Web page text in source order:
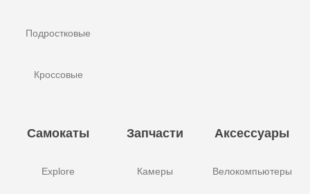
Подростковые
Кроссовые
Самокаты
Explore
Запчасти
Камеры
Аксессуары
Велокомпьютеры